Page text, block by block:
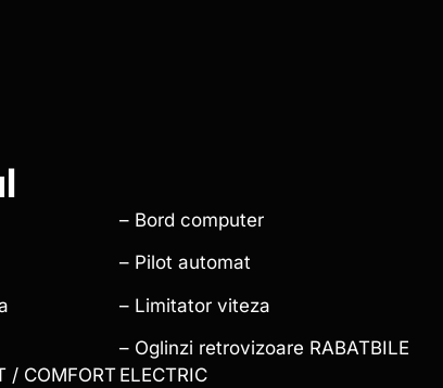
/ COMFORT
– Bord computer
– Pilot automat
– Limitator viteza
– Oglinzi retrovizoare RABATBILE
ELECTRIC